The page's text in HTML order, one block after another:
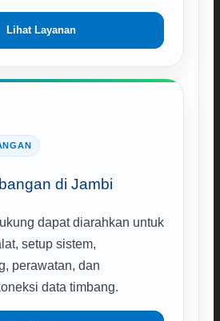
Lihat Layanan
di Jambi
dapat diarahkan untuk
setup sistem,
perawatan, dan
data timbang.